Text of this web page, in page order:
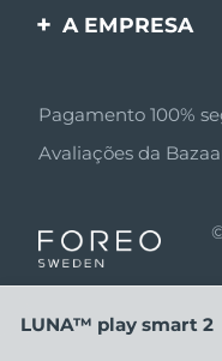
Registro de
A EMPRESA
Afiliados
Notícias de
Parceiro
Pagamento 100%
Avaliações da
LUNA™ play smart 2